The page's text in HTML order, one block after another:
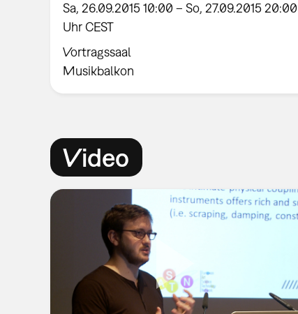
Sa, 26.09.2015 10:00 – So, 27.09.2015 20:00
Uhr CEST
Vortragssaal
Musikbalkon
Video